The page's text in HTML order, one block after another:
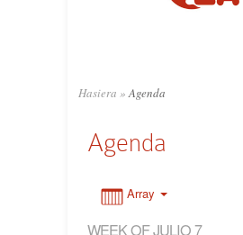
Hasiera » Agenda
Agenda
Array
WEEK OF JULIO 7